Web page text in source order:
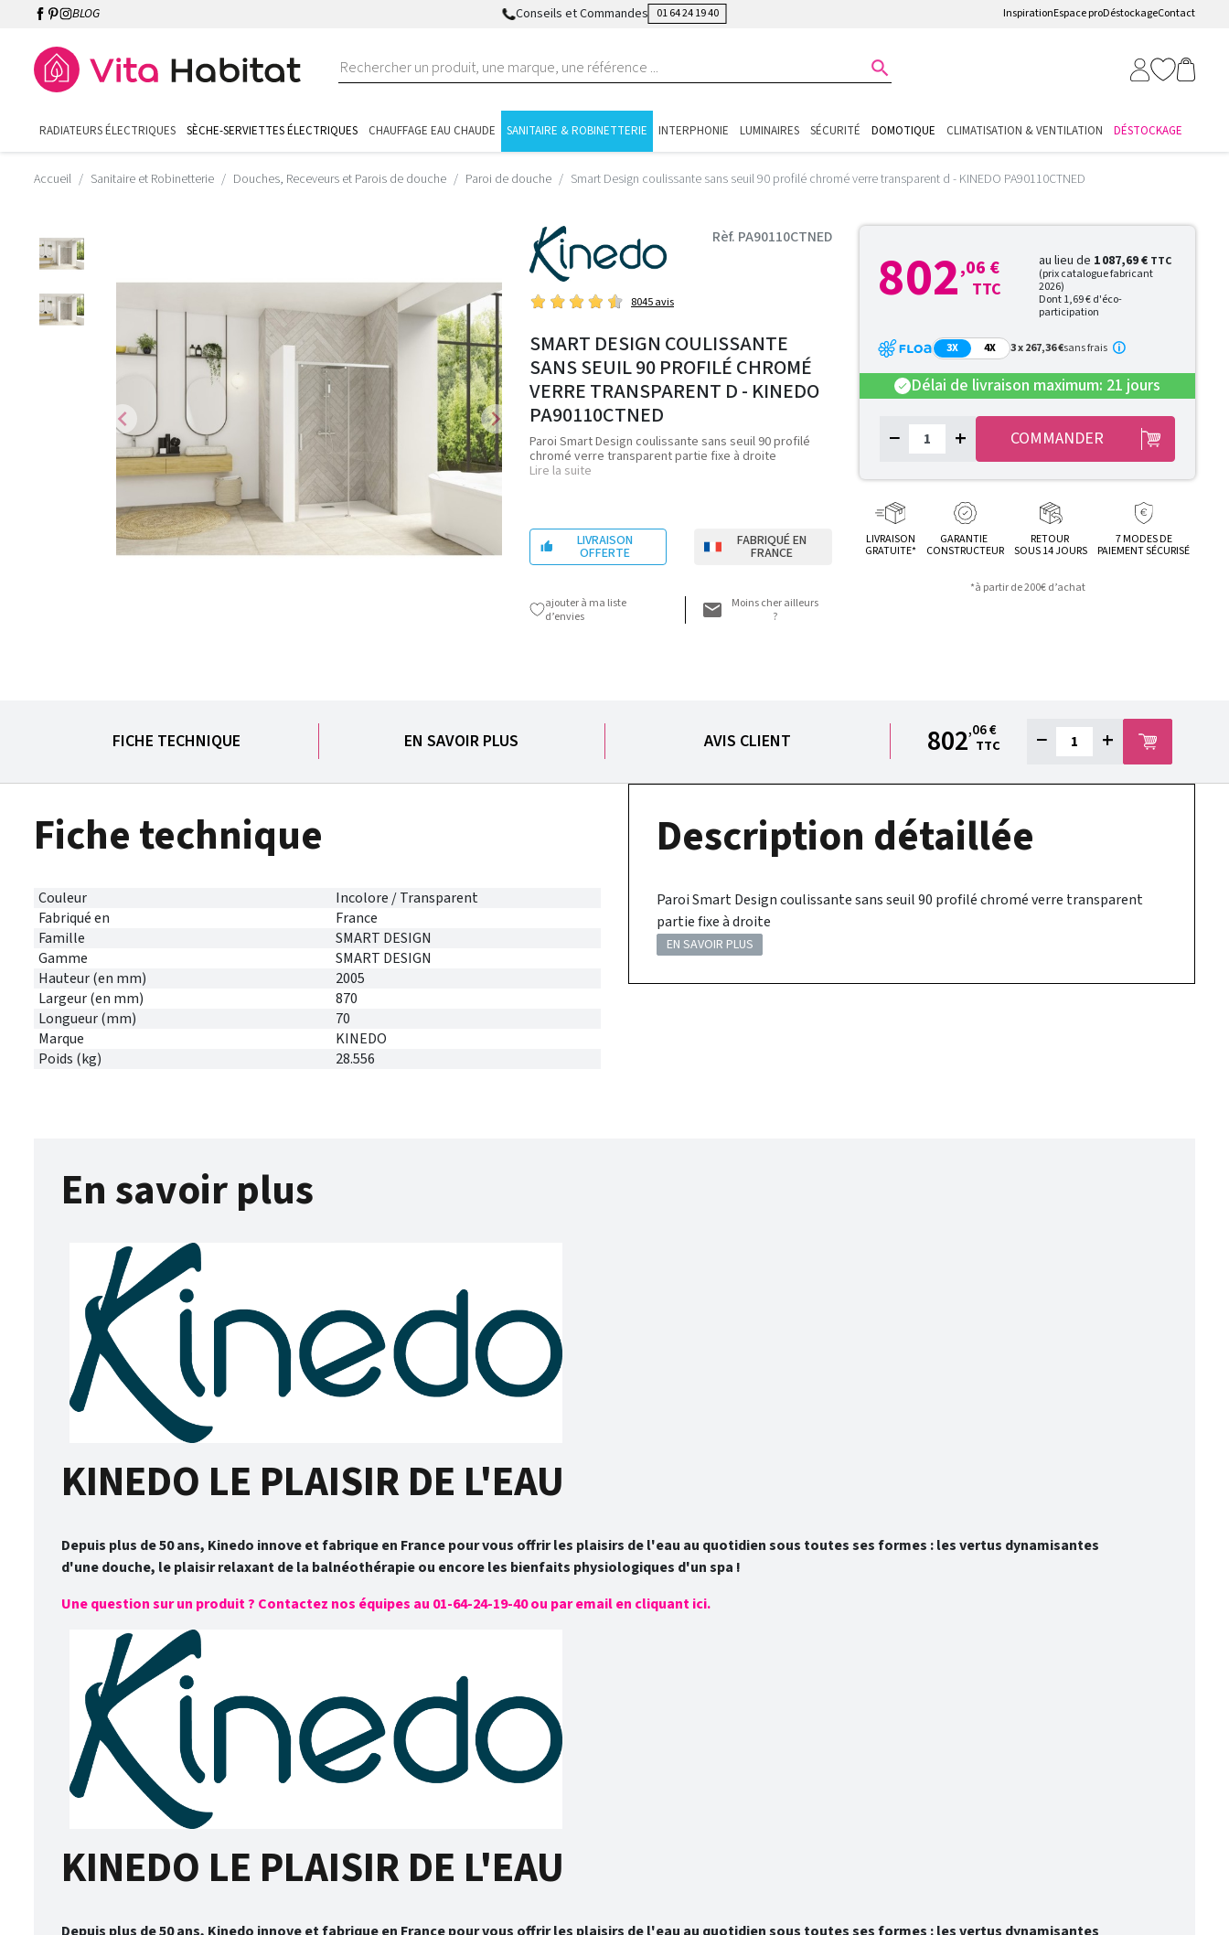
BLOG Conseils et Commandes 01 64 24 19 40 InspirationEspace proDéstockageContact

RADIATEURS ÉLECTRIQUES SÈCHE-SERVIETTES ÉLECTRIQUES CHAUFFAGE EAU CHAUDE SANITAIRE & ROBINETTERIE INTERPHONIE LUMINAIRES SÉCURITÉ DOMOTIQUE CLIMATISATION & VENTILATION DÉSTOCKAGE
Accueil Sanitaire et Robinetterie Douches, Receveurs et Parois de douche Paroi de douche Smart Design coulissante sans seuil 90 profilé chromé verre transparent d - KINEDO PA90110CTNED
chevron_left chevron_right
Rèf. PA90110CTNED
8045 avis
SMART DESIGN COULISSANTE
SANS SEUIL 90 PROFILÉ CHROMÉ
VERRE TRANSPARENT D - KINEDO
PA90110CTNED
Paroi Smart Design coulissante sans seuil 90 profilé
chromé verre transparent partie fixe à droite
Lire la suite
 LIVRAISON
OFFERTE
FABRIQUÉ EN
FRANCE
ajouter à ma liste
d’envies
Moins cher ailleurs
?
802,06 €
TTC
au lieu de 1 087,69 € TTC
(prix catalogue fabricant
2026)
Dont 1,69 € d'éco-
participation
3X 4X 3 x 267,36 €sans frais
check Délai de livraison maximum: 21 jours
− + COMMANDER
LIVRAISON
GRATUITE*
GARANTIE
CONSTRUCTEUR
RETOUR
SOUS 14 JOURS
7 MODES DE
PAIEMENT SÉCURISÉ
*à partir de 200€ d’achat
FICHE TECHNIQUE EN SAVOIR PLUS AVIS CLIENT 802,06 €
TTC
− +
Fiche technique
Couleur
Incolore / Transparent
Fabriqué en
France
Famille
SMART DESIGN
Gamme
SMART DESIGN
Hauteur (en mm)
2005
Largeur (en mm)
870
Longueur (mm)
70
Marque
KINEDO
Poids (kg)
28.556
Description détaillée
Paroi Smart Design coulissante sans seuil 90 profilé chromé verre transparent
partie fixe à droite
EN SAVOIR PLUS
En savoir plus
KINEDO LE PLAISIR DE L'EAU
Depuis plus de 50 ans, Kinedo innove et fabrique en France pour vous offrir les plaisirs de l'eau au quotidien sous toutes ses formes : les vertus dynamisantes
d'une douche, le plaisir relaxant de la balnéothérapie ou encore les bienfaits physiologiques d'un spa !
Une question sur un produit ? Contactez nos équipes au 01-64-24-19-40 ou par email en cliquant ici.
KINEDO LE PLAISIR DE L'EAU